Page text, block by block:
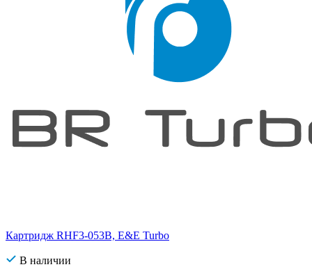
Картридж RHF3-053B, E&E Turbo
В наличии